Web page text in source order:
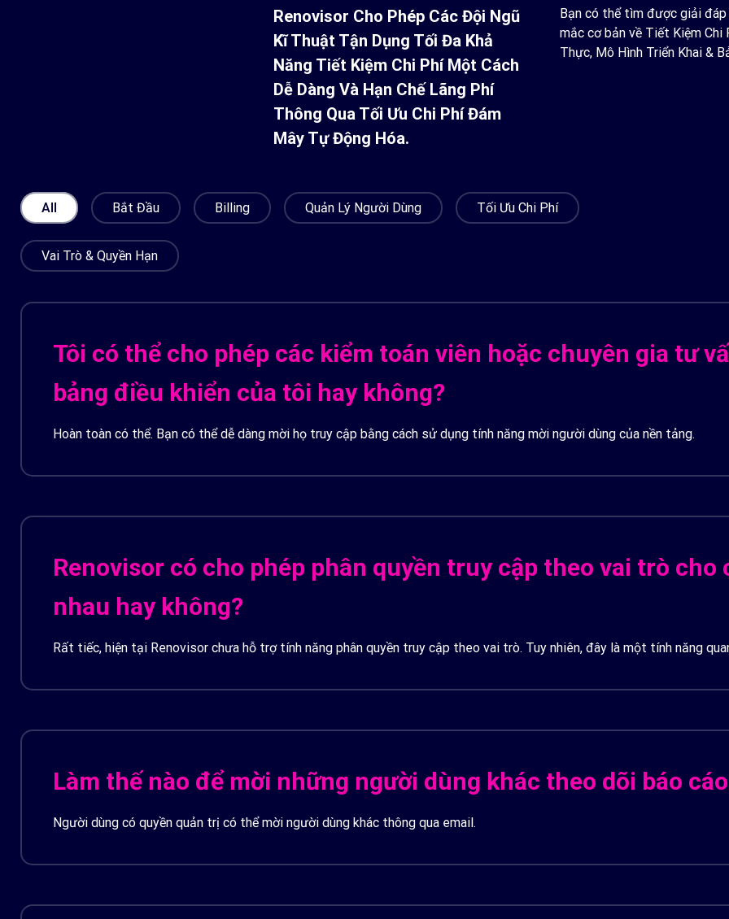
Renovisor Cho Phép Các Đội Ngũ
Kĩ Thuật Tận Dụng Tối Đa Khả
Năng Tiết Kiệm Chi Phí Một Cách
Dễ Dàng Và Hạn Chế Lãng Phí
Thông Qua Tối Ưu Chi Phí Đám
Mây Tự Động Hóa.
Bạn có thể tìm được giải
mắc cơ bản về Tiết Kiệm Chi
Thực, Mô Hình Triển Khai &
All Bắt Đầu Billing Quản Lý Người Dùng Tối Ưu Chi Phí
Vai Trò & Quyền Hạn
Tôi có thể cho phép các kiểm toán viên hoặc chuyên gia tư
bảng điều khiển của tôi hay không?
Hoàn toàn có thể. Bạn có thể dễ dàng mời họ truy cập bằng cách sử dụng tính năng mời người dùng của nền tảng.
Renovisor có cho phép phân quyền truy cập theo vai trò cho
nhau hay không?
Rất tiếc, hiện tại Renovisor chưa hỗ trợ tính năng phân quyền truy cập theo vai trò. Tuy nhiên, đây là một tính năng
Làm thế nào để mời những người dùng khác theo dõi báo
Người dùng có quyền quản trị có thể mời người dùng khác thông qua email.